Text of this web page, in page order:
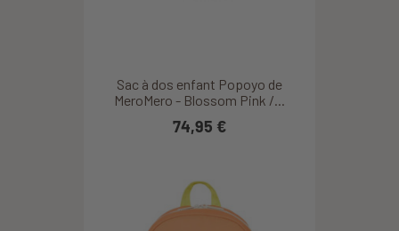
Sac à dos enfant Popoyo de
MeroMero - Blossom Pink /...
74,95 €